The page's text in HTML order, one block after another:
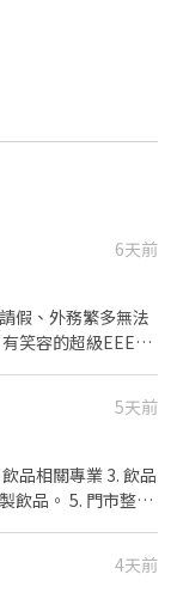
6天前
假、外務繁多無法
笑容的超級EEEE
續將顧客點餐訊息
碗盤與清理環境。
音控台與燈控台的
5天前
品相關專業 3. 飲品
飲品。 5. 門市整潔
4天前